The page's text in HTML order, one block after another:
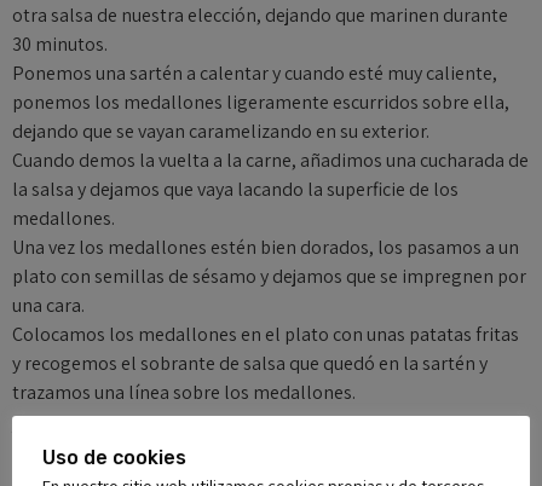
otra salsa de nuestra elección, dejando que marinen durante
30 minutos.
Ponemos una sartén a calentar y cuando esté muy caliente,
ponemos los medallones ligeramente escurridos sobre ella,
dejando que se vayan caramelizando en su exterior.
Cuando demos la vuelta a la carne, añadimos una cucharada de
la salsa y dejamos que vaya lacando la superficie de los
medallones.
Una vez los medallones estén bien dorados, los pasamos a un
plato con semillas de sésamo y dejamos que se impregnen por
una cara.
Colocamos los medallones en el plato con unas patatas fritas
y recogemos el sobrante de salsa que quedó en la sartén y
trazamos una línea sobre los medallones.
Uso de cookies